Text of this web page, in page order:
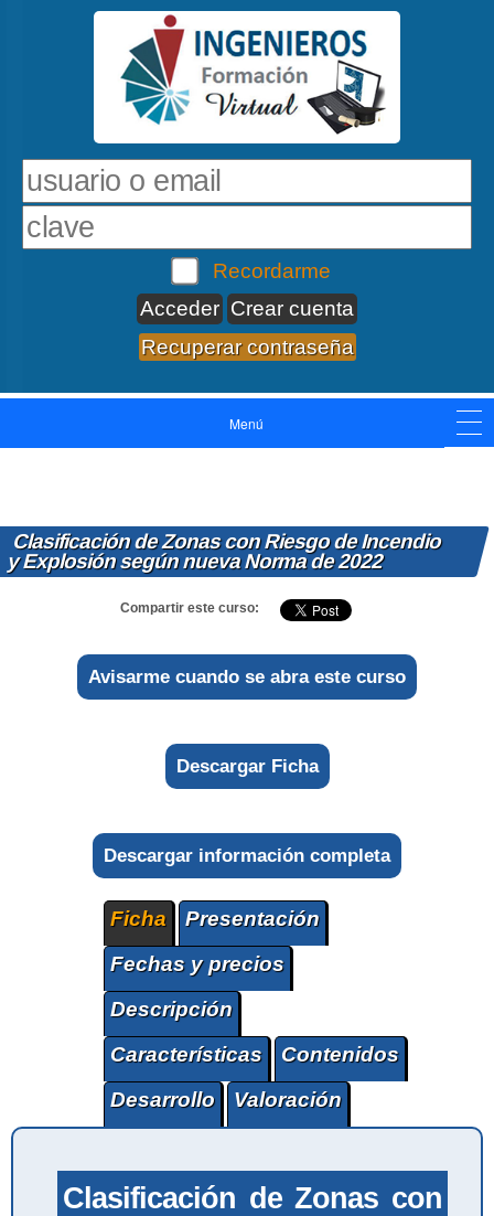
Recordarme
Crear cuenta
Recuperar contraseña
Menú
Clasificación de Zonas con Riesgo de Incendio
y Explosión según nueva Norma de 2022
Compartir este curso:
Avisarme cuando se abra este curso
Descargar Ficha
Descargar información completa
Ficha
Presentación
Fechas y precios
Descripción
Características
Contenidos
Desarrollo
Valoración
Clasificación de Zonas con